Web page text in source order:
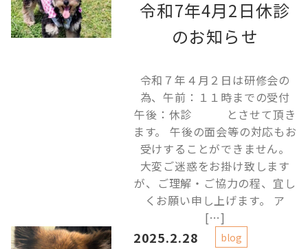
令和7年4月2日休診
のお知らせ
令和７年４月２日は研修会の
為、午前：１１時までの受付
午後：休診 とさせて頂き
ます。 午後の面会等の対応もお
受けすることができません。
大変ご迷惑をお掛け致します
が、ご理解・ご協力の程、宜し
くお願い申し上げます。 ア
[…]
2025.2.28 blog